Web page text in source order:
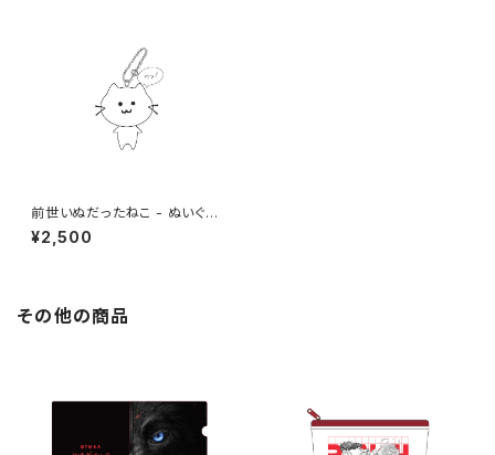
前世いぬだったねこ - ぬいぐる
みキーホルダー
¥2,500
その他の商品